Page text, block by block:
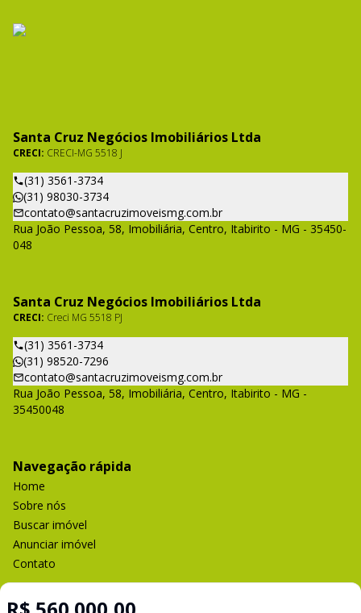
Santa Cruz Negócios Imobiliários Ltda
CRECI: CRECI-MG 5518 J
(31) 3561-3734
(31) 98030-3734
contato@santacruzimoveismg.com.br
Rua João Pessoa, 58, Imobiliária, Centro, Itabirito - MG - 35450-
048
Santa Cruz Negócios Imobiliários Ltda
CRECI: Creci MG 5518 PJ
(31) 3561-3734
(31) 98520-7296
contato@santacruzimoveismg.com.br
Rua João Pessoa, 58, Imobiliária, Centro, Itabirito - MG -
35450048
Navegação rápida
Home
Sobre nós
Buscar imóvel
Anunciar imóvel
Contato